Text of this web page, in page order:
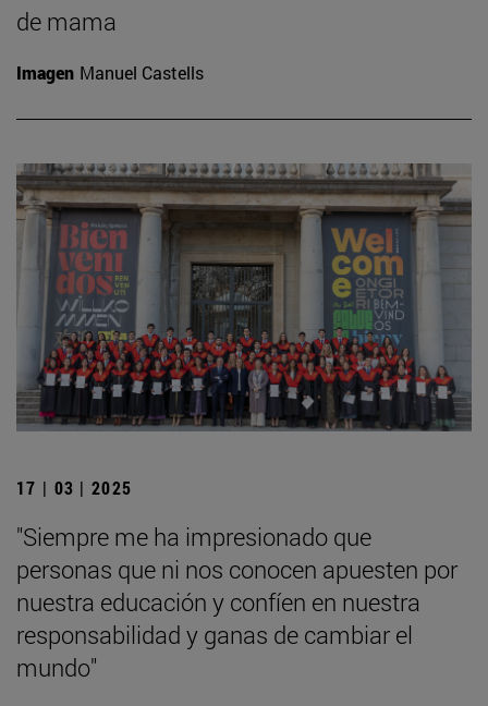
de mama
Imagen Manuel Castells
17 | 03 | 2025
"Siempre me ha impresionado que
personas que ni nos conocen apuesten por
nuestra educación y confíen en nuestra
responsabilidad y ganas de cambiar el
mundo"